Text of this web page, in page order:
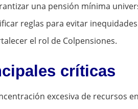
una pensión mínima
reglas para evitar
el rol de Colpensiones.
críticas
excesiva de recursos